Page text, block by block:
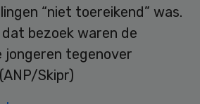
“niet toereikend” was.
bezoek waren de
jongeren tegenover
Skipr)